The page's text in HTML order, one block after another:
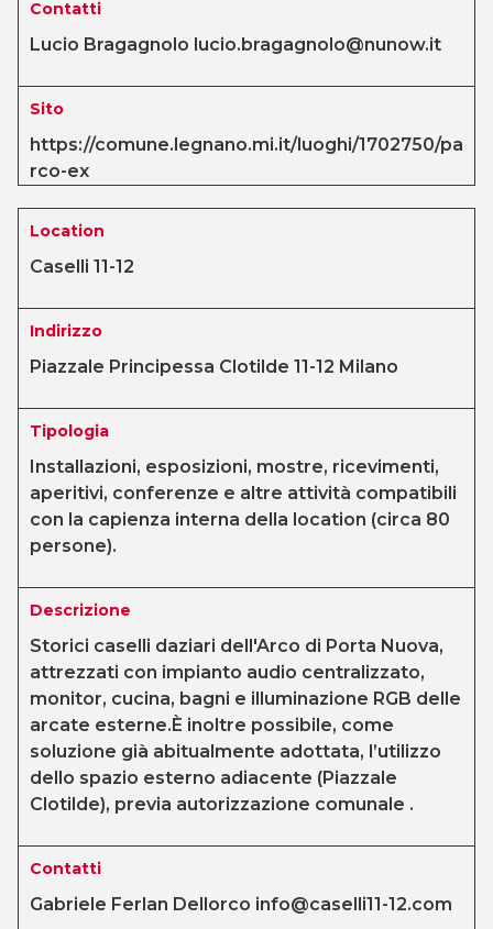
Contatti
Lucio Bragagnolo lucio.bragagnolo@nunow.it
Sito
https://comune.legnano.mi.it/luoghi/1702750/pa
rco-ex
Location
Caselli 11-12
Indirizzo
Piazzale Principessa Clotilde 11-12 Milano
Tipologia
Installazioni, esposizioni, mostre, ricevimenti,
aperitivi, conferenze e altre attività compatibili
con la capienza interna della location (circa 80
persone).
Descrizione
Storici caselli daziari dell'Arco di Porta Nuova,
attrezzati con impianto audio centralizzato,
monitor, cucina, bagni e illuminazione RGB delle
arcate esterne.È inoltre possibile, come
soluzione già abitualmente adottata, l’utilizzo
dello spazio esterno adiacente (Piazzale
Clotilde), previa autorizzazione comunale .
Contatti
Gabriele Ferlan Dellorco info@caselli11-12.com